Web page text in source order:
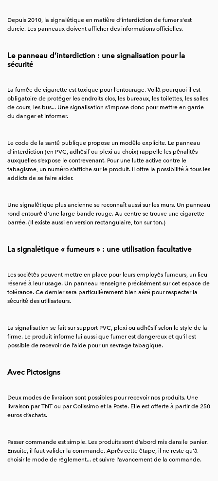
Depuis 2010, la signalétique en matière d’interdiction de fumer s'est
durcie. Les panneaux doivent afficher des informations officielles.
Le panneau d’interdiction : une signalisation pour la
sécurité
La fumée de cigarette est toxique pour l’entourage. Voilà pourquoi il est
obligatoire de protéger les endroits clos, les bureaux, les toilettes, les salles
de cours, les bus... Une signalisation s’impose donc pour mettre en garde
du danger et informer.
Le code de la santé publique propose un modèle explicite. Le panneau
d’interdiction (en PVC, adhésif ou plexi au choix) rappelle les pénalités
auxquelles s’expose le contrevenant. Pour une lutte active contre le
tabagisme, un numéro s’affiche sur le produit. Il offre la possibilité à tous les
addicts de se faire aider.
Une signalétique plus ancienne se reconnaît aussi sur les murs. Un panneau
rond entouré d’une large bande rouge. Au centre se trouve une cigarette
barrée. (Il existe aussi en version rectangulaire, ton sur ton.)
La signalétique « fumeurs » : une utilisation facultative
Les sociétés peuvent mettre en place pour leurs employés fumeurs, un lieu
réservé à leur usage. Un panneau renseigne précisément sur cet espace de
tolérance. Ce dernier sera particulièrement bien aéré pour respecter la
sécurité des utilisateurs.
La signalisation se fait sur support PVC, plexi ou adhésif selon le style de la
firme. Le produit informe lui aussi que fumer est dangereux et qu’il est
possible de recevoir de l’aide pour un sevrage tabagique.
Avec Pictosigns
Deux modes de livraison sont possibles pour recevoir nos produits. Une
livraison par TNT ou par Colissimo et la Poste. Elle est offerte à partir de 250
euros d’achats.
Passer commande est simple. Les produits sont d’abord mis dans le panier.
Ensuite, il faut valider la commande. Après cette étape, il ne reste qu’à
choisir le mode de règlement... et suivre l’avancement de la commande.